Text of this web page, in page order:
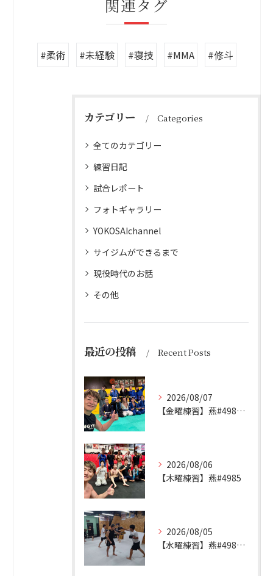
関連タグ
#柔術 #未経験 #寝技 #MMA #修斗
カテゴリー Categories
全てのカテゴリー
練習日記
試合レポート
フォトギャラリー
YOKOSAIchannel
サイジムができるまで
現役時代のお話
その他
最近の投稿 Recent Posts
2026/08/07
【金曜練習】燕#4986見附#493
2026/08/06
【木曜練習】燕#4985
2026/08/05
【水曜練習】燕#4984見附#492